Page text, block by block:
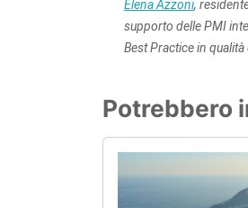
Elena Azzoni,
supporto delle PMI
Best Practice in qualità
Potrebbero